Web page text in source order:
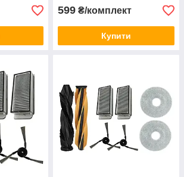
599 ₴/комплект
Купити